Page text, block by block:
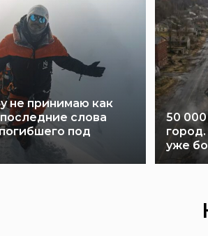
не принимаю как
слова
под
50
уже